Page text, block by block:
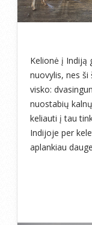
Kelionė į Indiją
nuovylis, nes ši
visko:
nuostabių
keliauti į tau
Indijoje per
aplankiau